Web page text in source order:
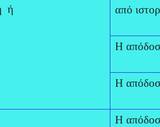
ή
από
Η
Η
Η